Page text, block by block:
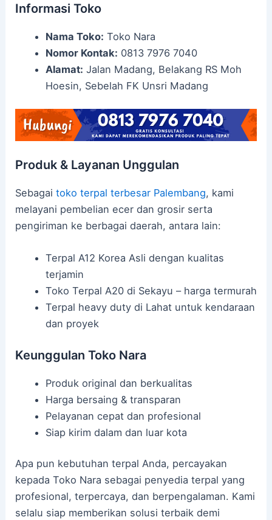
Informasi Toko
Nama Toko: Toko Nara
Nomor Kontak: 0813 7976 7040
Alamat: Jalan Madang, Belakang RS Moh
Hoesin, Sebelah FK Unsri Madang
Produk & Layanan Unggulan
Sebagaitoko terpal terbesar Palembang, kami
melayani pembelian ecer dan grosir serta
pengiriman ke berbagai daerah, antara lain:
Terpal A12 Korea Asli dengan kualitas
terjamin
Toko Terpal A20 di Sekayu – harga termurah
Terpal heavy duty di Lahat untuk kendaraan
dan proyek
Keunggulan Toko Nara
Produk original dan berkualitas
Harga bersaing & transparan
Pelayanan cepat dan profesional
Siap kirim dalam dan luar kota
Apa pun kebutuhan terpal Anda, percayakan
kepada Toko Nara sebagai penyedia terpal yang
profesional, terpercaya, dan berpengalaman. Kami
selalu siap memberikan solusi terbaik demi